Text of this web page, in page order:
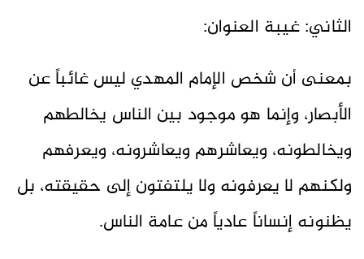
الثاني: غيبة العنوان:
بمعنى أن شخص الإمام المهدي ليس غائباً عن
الأبصار، وإنما هو موجود بين الناس يخالطهم
ويخالطونه، ويعاشرهم ويعاشرونه، ويعرفهم
ولكنهم لا يعرفونه ولا يلتفتون إلى حقيقته، بل
يظنونه إنساناً عادياً من عامة الناس.